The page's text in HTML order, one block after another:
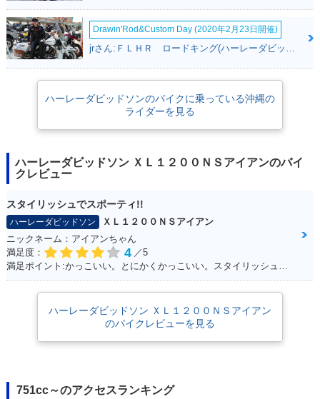
Drawin'Rod&Custom Day (2020年2月23日開催)
jrさん:ＦＬＨＲ ロードキング(ハーレーダビッドソン)
ハーレーダビッドソンのバイクに乗っている沖縄の
ライダーを見る
ハーレーダビッドソン ＸＬ１２００ＮＳアイアンのバイ
クレビュー
スタイリッシュでスポーティ!!
ハーレーダビッドソン
ＸＬ１２００ＮＳアイアン
ニックネーム：アイアンちゃん
満足度：
4 ／5
ハーレーダビッドソン ＸＬ１２００ＮＳアイアン
のバイクレビューを見る
751cc～のアクセスランキング